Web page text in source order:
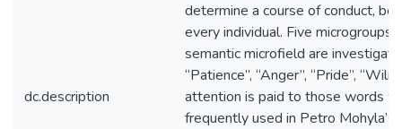
dc.description
determine a course of conduct,
every individual. Five microgroups
semantic microfield are
“Patience”, “Anger”, “Pride”,
attention is paid to those words
frequently used in Petro Mohyla’s